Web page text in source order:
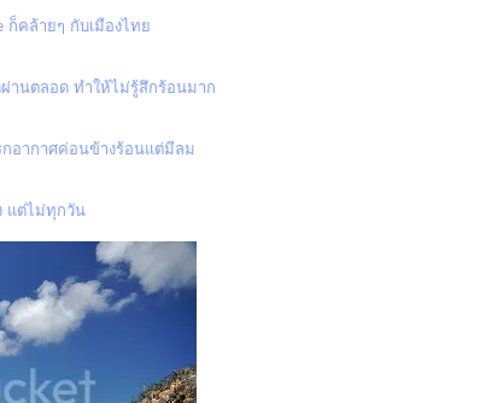
ก็คล้ายๆ กับเมืองไท
นตลอด ทำให้ไม่รู้สึกร้อนมาก
อากาศค่อนข้างร้อนแต่มีลม
แต่ไม่ทุกวัน